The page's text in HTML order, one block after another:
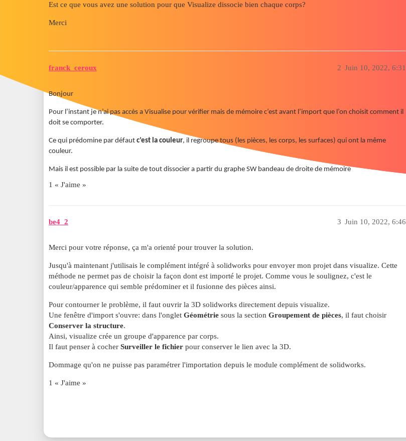
Est ce que vous avez une solution pour que Visualize dissocie bien chaque corps?
Merci
franck_ceroux Juin 10, 2022, 6:31
2
Bonjour
Pour l’instant je n’ai pas accès a Visualise pour vérifier mais de mémoire c’est avant l’import que l’on choisit comment il
doit se comporter.
Ce qui prédomine par défaut c’est la couleur, il regroupe tous (les pièces, les corps, les surfaces) qui ont la même
couleur.
Mais il est possible par la suite de tout dissocier a partir du graphe SW bandeau de droite de mémoire
1 « J'aime »
be4_2 Juin 10, 2022, 6:46
3
Merci pour votre réponse, ça m'a orienté pour trouver la solution.
Jusqu'à maintenant j'utilisais le complément intégré à solidworks pour envoyer mon projet dans visualize. Cette
méthode ne permet pas de choisir la façon dont est importé le projet. Comme vous le soulignez, c'est le
couleur/apparence qui semble prédominer et il fusionne des pièces ainsi.
Pour contourner le problème, il faut ouvrir la 3D solidworks directement depuis visualize.
Une fenêtre d'import s'ouvre: dans l'onglet Géométrie sous la section Groupement de pièces, il faut choisir
Conserver la structure.
Ainsi, visualize crée un groupe d'apparence par corps.
Il faut penser à cocher Surveiller le fichier pour conserver le lien avec la 3D.
Dommage qu'on ne puisse pas paramétrer l'importation depuis le module complément de solidworks.
1 « J'aime »